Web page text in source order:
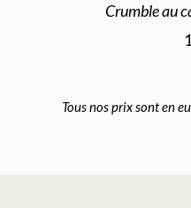
Crumble au
Tous nos prix sont en